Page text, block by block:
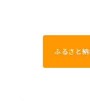
ふるさと